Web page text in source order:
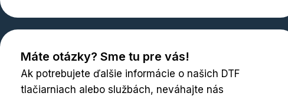
Máte otázky? Sme tu pre vás!
Ak potrebujete ďalšie informácie o našich DTF
tlačiarniach alebo službách, neváhajte nás